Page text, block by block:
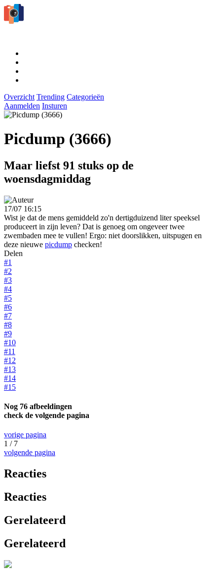
Overzicht Trending Categorieën
Aanmelden Insturen
Picdump (3666)
Maar liefst 91 stuks op de
woensdagmiddag
17/07 16:15
Wist je dat de mens gemiddeld zo'n dertigduizend liter speeksel
produceert in zijn leven? Dat is genoeg om ongeveer twee
zwembaden mee te vullen! Ergo: niet doorslikken, uitspugen en
deze nieuwe picdump checken!
Delen
#1
#2
#3
#4
#5
#6
#7
#8
#9
#10
#11
#12
#13
#14
#15
Nog 76 afbeeldingen
check de volgende pagina
vorige pagina
1 / 7
volgende pagina
Reacties
Reacties
Gerelateerd
Gerelateerd